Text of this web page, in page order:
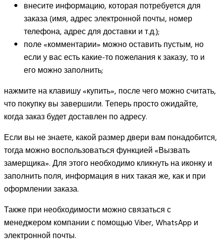
внесите информацию, которая потребуется для
заказа (имя, адрес электронной почты, номер
телефона, адрес для доставки и т.д.);
поле «комментарии» можно оставить пустым, но
если у вас есть какие-то пожелания к заказу, то и
его можно заполнить;
нажмите на клавишу «купить», после чего можно считать,
что покупку вы завершили. Теперь просто ожидайте,
когда заказ будет доставлен по адресу.
Если вы не знаете, какой размер двери вам понадобится,
тогда можно воспользоваться функцией «Вызвать
замерщика». Для этого необходимо кликнуть на иконку и
заполнить поля, информация в них такая же, как и при
оформлении заказа.
Также при необходимости можно связаться с
менеджером компании с помощью Viber, WhatsApp и
электронной почты.